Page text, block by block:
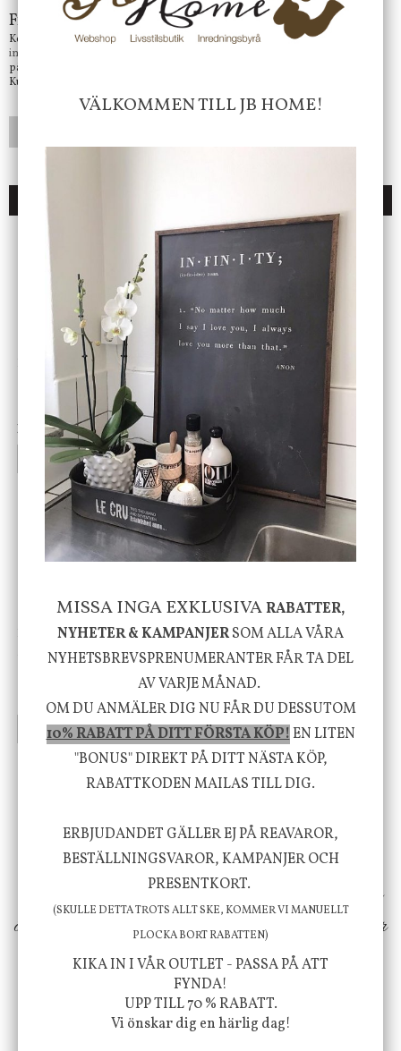
Frågor?
Kontakta oss på
info@jbhome.se
på mail så fort vi kan.
Kundtjänst telefontid öppet vardagar mellan 10.00 - 15.00
ENDAST 1 ST KVAR I LAGER
Cloudy kruka mini, vit
199 kr
INFO KÖP
Bordslampa Mushroom
499 kr
INFO KÖP
House Doctor
Skål, Hands marmor
635 kr 795 kr
-20%
INFO KÖP
Nicolas Vahé
Serveringsfat, Ostron,
Stengods
415 kr
INFO KÖP
Vi vill förmedla känsla, upplevelse och
välbefinnande för dig och ditt hem! Med
inspiration från naturen och dess färgpalett
erbjuder vi omsorgsfullt utvalda produkter som
ökar trivsel i ditt hem och ger det lilla extra för
att öka ditt välmående!
FÖLJ OSS PÅ INSTAGRAM @JBHOME
VÄLKOMMEN TILL JB HOME!
MISSA INGA EXKLUSIVARABATTER,
NYHETER & KAMPANJERSOM ALLA VÅRA
NYHETSBREVSPRENUMERANTER FÅR TA DEL
AV VARJE MÅNAD.
OM DU ANMÄLER DIG NU FÅR DU DESSUTOM
10% RABATT PÅ DITT FÖRSTA KÖP!EN LITEN
"BONUS" DIREKT PÅ DITT NÄSTA KÖP,
RABATTKODEN MAILAS TILL DIG.
ERBJUDANDET GÄLLER EJ PÅ REAVAROR,
BESTÄLLNINGSVAROR, KAMPANJER OCH
PRESENTKORT.
(SKULLE DETTA TROTS ALLT SKE, KOMMER VI MANUELLT
PLOCKA BORT RABATTEN)
KIKA IN I VÅR OUTLET - PASSA PÅ ATT
FYNDA!
UPP TILL 70 % RABATT.
Vi önskar dig en härlig dag!